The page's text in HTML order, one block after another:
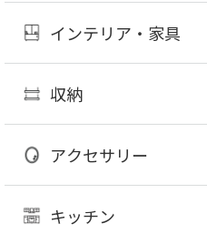
インテリア・家具
収納
アクセサリー
キッチン